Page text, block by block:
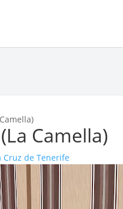
Camella)
Cruz de Tenerife